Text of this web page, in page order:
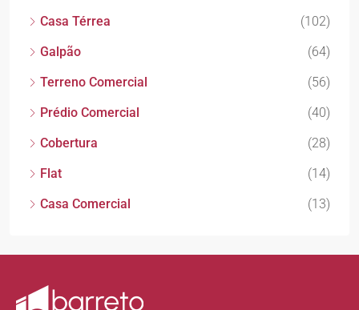
Casa Térrea
(102)
Galpão
(64)
Terreno Comercial
(56)
Prédio Comercial
(40)
Cobertura
(28)
Flat
(14)
Casa Comercial
(13)